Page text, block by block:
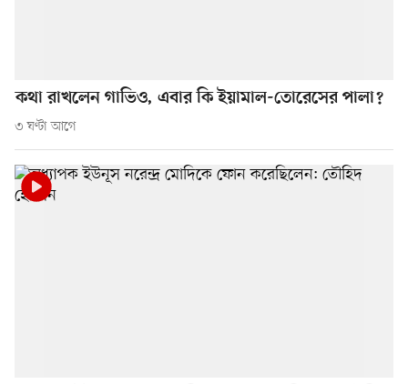
কথা রাখলেন গাভিও, এবার কি ইয়ামাল-তোরেসের পালা?
৩ ঘণ্টা আগে